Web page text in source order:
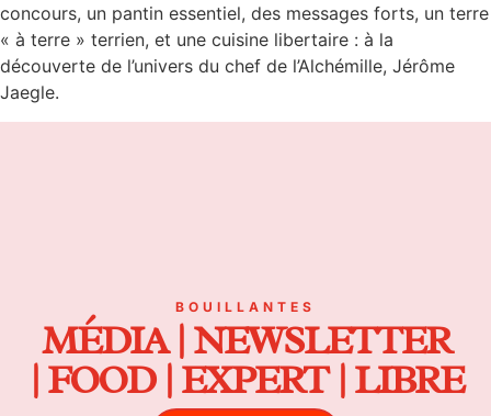
concours, un pantin essentiel, des messages forts, un terre
« à terre » terrien, et une cuisine libertaire : à la
découverte de l’univers du chef de l’Alchémille, Jérôme
Jaegle.
BOUILLANTES
MÉDIA | NEWSLETTER
| FOOD | EXPERT | LIBRE